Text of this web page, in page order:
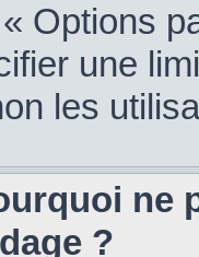
Options
une
les
ne
?